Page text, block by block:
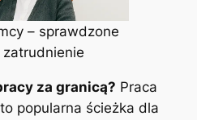
– sprawdzone
za granicą? Praca
popularna ścieżka dla